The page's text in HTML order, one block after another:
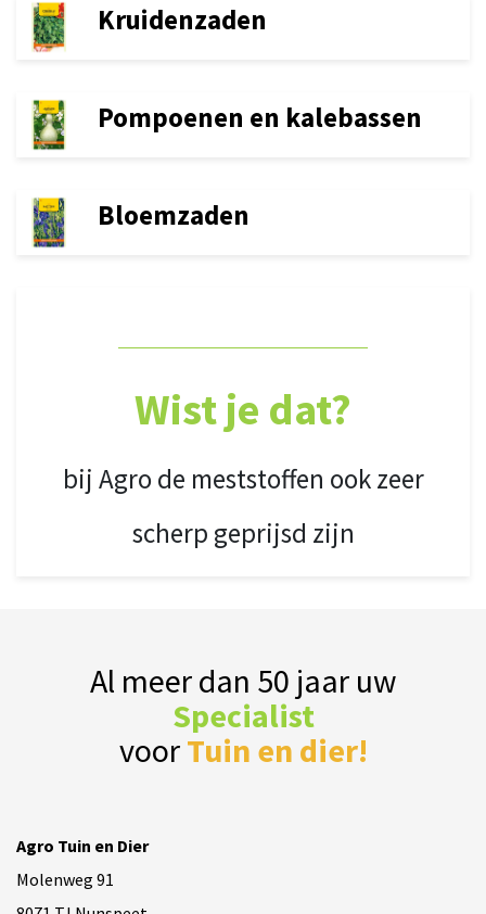
Kruidenzaden
Pompoenen en kalebassen
Bloemzaden
Wist je dat?
bij Agro de meststoffen ook zeer
scherp geprijsd zijn
Al meer dan 50 jaar uw
Specialist
voorTuin en dier!
Agro Tuin en Dier
Molenweg 91